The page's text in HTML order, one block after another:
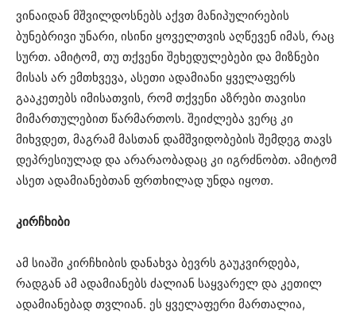
ვინაიდან მშვილდოსნებს აქვთ მანიპულირების
ბუნებრივი უნარი, ისინი ყოველთვის აღწევენ იმას, რაც
სურთ. ამიტომ, თუ თქვენი შეხედულებები და მიზნები
მისას არ ემთხვევა, ასეთი ადამიანი ყველაფერს
გააკეთებს იმისათვის, რომ თქვენი აზრები თავისი
მიმართულებით წარმართოს. შეიძლება ვერც კი
მიხვდეთ, მაგრამ მასთან დამშვიდობების შემდეგ თავს
დეპრესიულად და არარაობადაც კი იგრძნობთ. ამიტომ
ასეთ ადამიანებთან ფრთხილად უნდა იყოთ.
კირჩხიბი
ამ სიაში კირჩხიბის დანახვა ბევრს გაუკვირდება,
რადგან ამ ადამიანებს ძალიან საყვარელ და კეთილ
ადამიანებად თვლიან. ეს ყველაფერი მართალია,